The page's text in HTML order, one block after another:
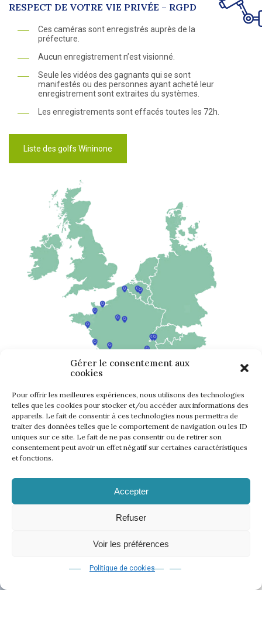
Gérer le consentement aux
cookies
Pour offrir les meilleures expériences, nous utilisons des technologies
telles que les cookies pour stocker et/ou accéder aux informations des
appareils. Le fait de consentir à ces technologies nous permettra de
traiter des données telles que le comportement de navigation ou les ID
uniques sur ce site. Le fait de ne pas consentir ou de retirer son
consentement peut avoir un effet négatif sur certaines caractéristiques
et fonctions.
Accepter
Refuser
Voir les préférences
Politique de cookies
RESPECT DE VOTRE VIE PRIVÉE – RGPD
Ces caméras sont enregistrés auprès de la
préfecture.
Aucun enregistrement n’est visionné.
Seule les vidéos des gagnants qui se sont
manifestés ou des personnes ayant acheté leur
enregistrement sont extraites du systèmes.
Les enregistrements sont effacés toutes les 72h.
Liste des golfs Wininone